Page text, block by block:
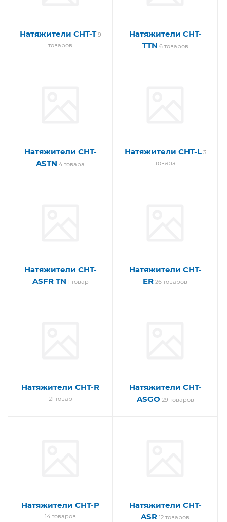
Натяжители CHT-T 9
товаров
Натяжители CHT-
TTN 6 товаров
Натяжители CHT-
ASTN 4 товара
Натяжители CHT-L 3
товара
Натяжители CHT-
ASFR TN 1 товар
Натяжители CHT-
ER 26 товаров
Натяжители CHT-R
21 товар
Натяжители CHT-
ASGO 29 товаров
Натяжители CHT-P
14 товаров
Натяжители CHT-
ASR 12 товаров